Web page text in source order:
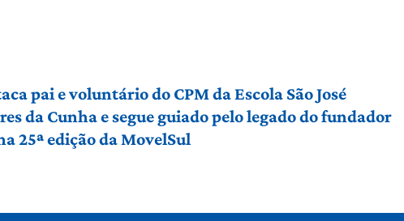
pai e voluntário do CPM da Escola São José
da Cunha e segue guiado pelo legado do fundador
25ª edição da MovelSul